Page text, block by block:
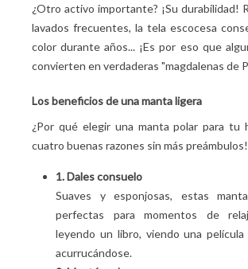
¿Otro activo importante? ¡Su durabilidad!
lavados frecuentes, la tela escocesa
color durante años... ¡Es por eso que
convierten en verdaderas "magdalenas de
Los beneficios de una manta ligera
¿Por qué elegir una manta polar para tu
cuatro buenas razones sin más preámbulos!
1. Dales consuelo
Suaves y esponjosas, estas
perfectas para momentos de
leyendo un libro, viendo una
acurrucándose.